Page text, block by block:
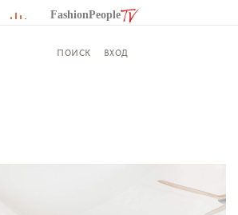
FashionPeople
ПОИСК ВХОД